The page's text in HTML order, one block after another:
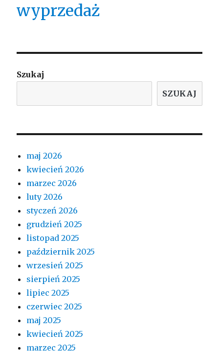
wyprzedaż
Szukaj
SZUKAJ
maj 2026
kwiecień 2026
marzec 2026
luty 2026
styczeń 2026
grudzień 2025
listopad 2025
październik 2025
wrzesień 2025
sierpień 2025
lipiec 2025
czerwiec 2025
maj 2025
kwiecień 2025
marzec 2025